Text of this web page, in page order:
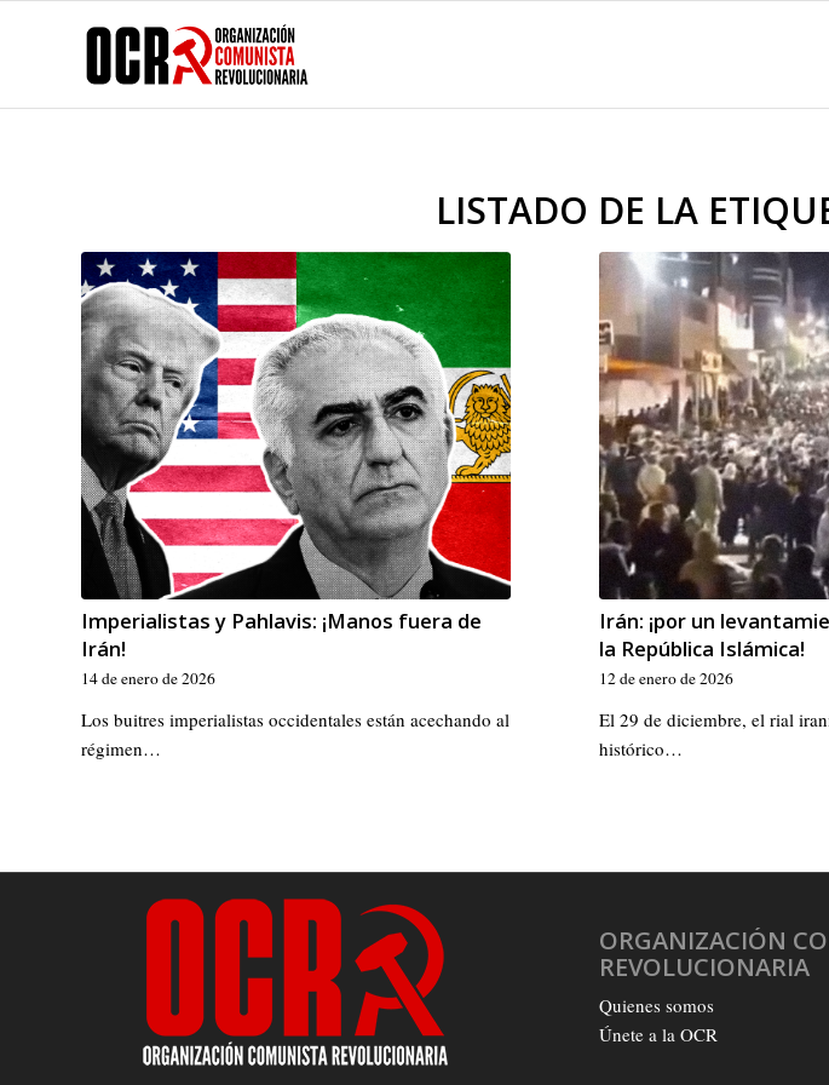
LISTADO DE LA
Imperialistas y Pahlavis: ¡Manos fuera de
Irán!
14 de enero de 2026
Los buitres imperialistas occidentales están acechando al
régimen…
Irán: ¡por un
la República Islámica!
12 de enero de 2026
El 29 de diciembre, el rial
histórico…
ORGANIZACIÓN
REVOLUCIONARIA
Quienes somos
Únete a la OCR